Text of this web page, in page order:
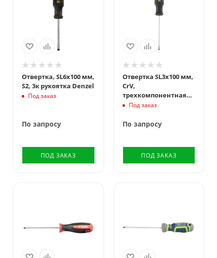
Отвертка, SL6x100 мм,
S2, 3к рукоятка Denzel
Под заказ
По запросу
ПОД ЗАКАЗ
Отвертка SL3х100 мм,
CrV,
трехкомпонентная
рукоятка Denzel
Под заказ
По запросу
ПОД ЗАКАЗ